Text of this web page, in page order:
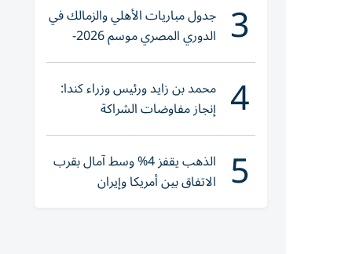
3 جدول مباريات الأهلي والزمالك في
الدوري المصري موسم 2026-
2027
4 محمد بن زايد ورئيس وزراء كندا:
إنجاز مفاوضات الشراكة
الاقتصادية في وقت قياسي
5 الذهب يقفز 4% وسط آمال بقرب
الاتفاق بين أمريكا وإيران